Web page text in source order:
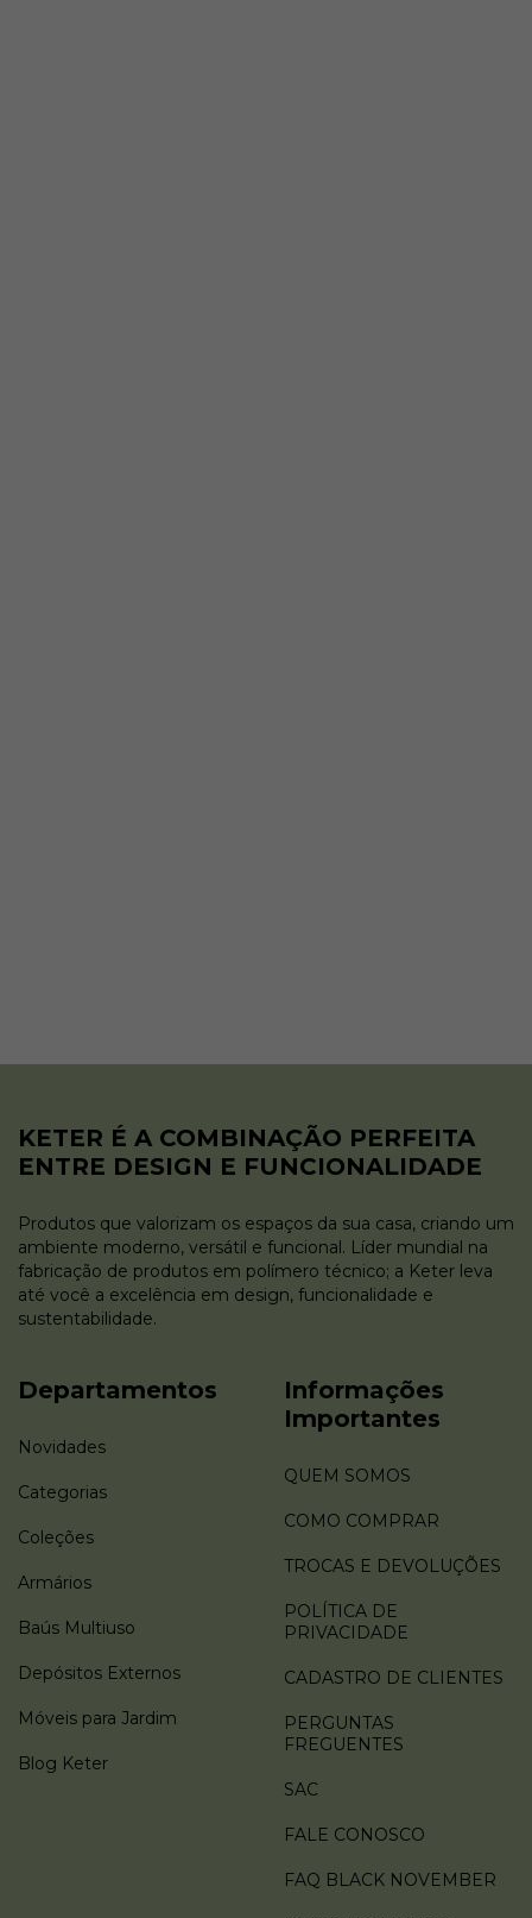
KETER É A COMBINAÇÃO PERFEITA
ENTRE DESIGN E FUNCIONALIDADE
Produtos que valorizam os espaços da sua casa, criando um
ambiente moderno, versátil e funcional. Líder mundial na
fabricação de produtos em polímero técnico; a Keter leva
até você a excelência em design, funcionalidade e
sustentabilidade.
Departamentos
Novidades
Categorias
Coleções
Armários
Baús Multiuso
Depósitos Externos
Móveis para Jardim
Blog Keter
Informações
Importantes
QUEM SOMOS
COMO COMPRAR
TROCAS E DEVOLUÇÕES
POLÍTICA DE
PRIVACIDADE
CADASTRO DE CLIENTES
PERGUNTAS
FREGUENTES
SAC
FALE CONOSCO
FAQ BLACK NOVEMBER